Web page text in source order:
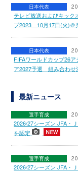
日本代表
テレビ放送およびキッ
プ2023 10月17日(火)＠
日本代表
FIFAワールドカップ26
ア2027予選 組み合わ
最新ニュース
選手育成
2026/27シーズン JFA・
を認定
選手育成
2026/27シーズン JFA・